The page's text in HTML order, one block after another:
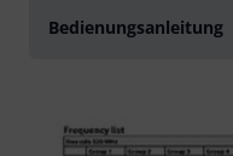
Bedienungsanleitung